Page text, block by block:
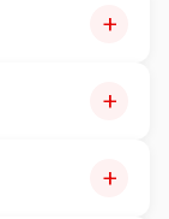
+
+
+